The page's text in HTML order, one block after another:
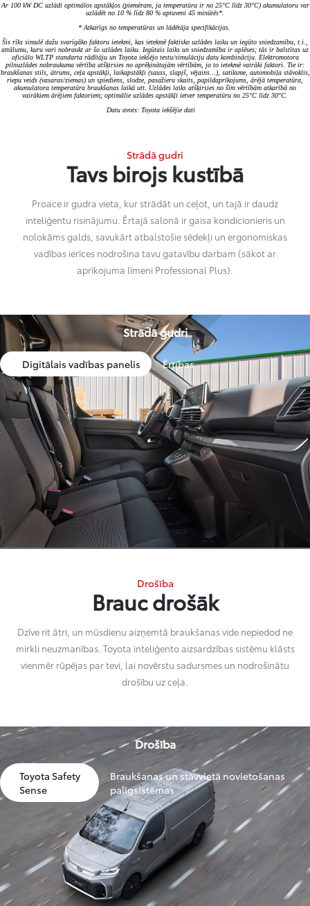
Ar 100 kW DC uzlādi optimālos apstākļos (piemēram, ja temperatūra ir no 25°C līdz 30°C) akumulatoru var
uzlādēt no 10 % līdz 80 % aptuveni 45 minūtēs*.
* Atkarīgs no temperatūras un lādētāja specifikācijas.
Šis rīks simulē dažu svarīgāko faktoru ietekmi, kas ietekmē faktisko uzlādes laiku un iegūto sniedzamību, t.i.,
attālumu, kuru vari nobraukt ar šo uzlādes laiku. Iegūtais laiks un sniedzamība ir aplēses; tās ir balstītas uz
oficiālo WLTP standarta rādītāju un Toyota iekšējo testu/simulāciju datu kombināciju. Elektromotora
pilnuzlādes nobraukuma vērtība atšķirsies no aprēķinātajām vērtībām, jo to ietekmē vairāki faktori. Tie ir:
braukšanas stils, ātrums, ceļa apstākļi, laikapstākļi (sauss, slapjš, vējains...), satiksme, automobiļa stāvoklis,
riepu veids (vasaras/ziemas) un spiediens, slodze, pasažieru skaits, papildaprīkojums, ārējā temperatūra,
akumulatora temperatūra braukšanas laikā utt. Uzlādes laiks atšķirsies no šīm vērtībām atkarībā no
vairākiem ārējiem faktoriem; optimālie uzlādes apstākļi ietver temperatūru no 25°C līdz 30°C.
Datu avots: Toyota iekšējie dati
Strādā gudri
Tavs birojs kustībā
Proace ir gudra vieta, kur strādāt un ceļot, un tajā ir daudz
inteliģentu risinājumu. Ērtajā salonā ir gaisa kondicionieris un
nolokāms galds, savukārt atbalstošie sēdekļi un ergonomiskas
vadības ierīces nodrošina tavu gatavību darbam (sākot ar
aprīkojuma līmeni Professional Plus).
Strādā gudri
Digitālais vadības panelis Ērtības
Drošība
Brauc drošāk
Dzīve rit ātri, un mūsdienu aizņemtā braukšanas vide nepiedod ne
mirkli neuzmanības. Toyota inteliģento aizsardzības sistēmu klāsts
vienmēr rūpējas par tevi, lai novērstu sadursmes un nodrošinātu
drošību uz ceļa.
Drošība
Toyota Safety
Sense
Braukšanas un stāvvietā novietošanas
palīgsistēmas